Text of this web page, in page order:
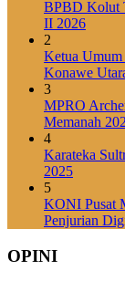
BPBD Kolut
II 2026
2
Ketua
Konawe
3
MPRO
Memanah
4
Karateka
2025
5
KONI Pusat
Penjurian
OPINI